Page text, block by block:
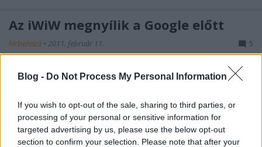
Blog - Do Not Process My Personal Information
If you wish to opt-out of the sale, sharing to third parties, or
processing of your personal or sensitive information for
targeted advertising by us, please use the below opt-out
section to confirm your selection. Please note that after your
Az iWiW megnyílik a Google előtt
hírbehozó • 2011. február 11. 5
A Google keresőjének forgalmára is számít a
gépházüzenet szerint:a nyitott klubok, események és
az apróhirdetések adatlapjai iWiW bejelentkezés
nélkül is, publikusan elérhetővé válnak. A
felhasználói adatlapok is publikussá…